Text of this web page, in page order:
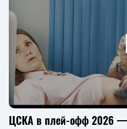
ЦСКА в плей-офф 2026 —